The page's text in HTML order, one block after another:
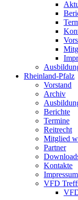
Rheinland-Pfalz
Vorstand
Archiv
Berichte
Termine
Reitrecht
Mitglied
Partner
Kontakte
Impressum
VFD